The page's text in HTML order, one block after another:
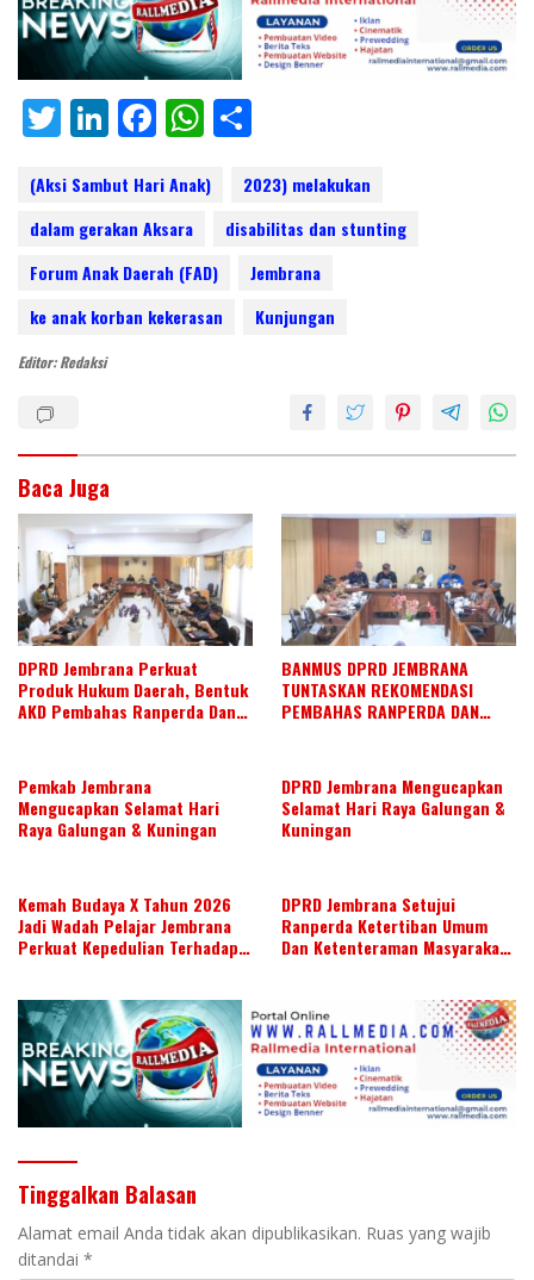
T
itt
er
Li
k
e
dI
n
F
e
b
o
o
W
at
A
p
ar
e
(Aksi Sambut Hari Anak)
2023) melakukan
dalam gerakan Aksara
disabilitas dan stunting
Forum Anak Daerah (FAD)
Jembrana
ke anak korban kekerasan
Kunjungan
Editor: Redaksi
Baca Juga
DPRD Jembrana Perkuat
Produk Hukum Daerah, Bentuk
AKD Pembahas Ranperda Dan
BANMUS DPRD JEMBRANA
TUNTASKAN REKOMENDASI
PEMBAHAS RANPERDA DAN
Pemkab Jembrana
Mengucapkan Selamat Hari
Raya Galungan & Kuningan
DPRD Jembrana Mengucapkan
Selamat Hari Raya Galungan &
Kuningan
Kemah Budaya X Tahun 2026
Jadi Wadah Pelajar Jembrana
Perkuat Kepedulian Terhadap
DPRD Jembrana Setujui
Ranperda Ketertiban Umum
Dan Ketenteraman Masyarakat
Tinggalkan Balasan
Alamat email Anda tidak akan dipublikasikan. Ruas yang wajib
ditandai *